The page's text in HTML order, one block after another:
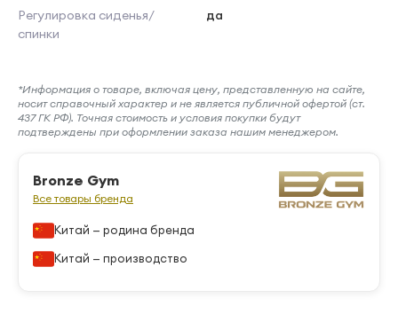
Регулировка сиденья/
спинки
да
*Информация о товаре, включая цену, представленную на сайте,
носит справочный характер и не является публичной офертой (ст.
437 ГК РФ). Точная стоимость и условия покупки будут
подтверждены при оформлении заказа нашим менеджером.
Bronze Gym
Все товары бренда
Китай — родина бренда
Китай — производство